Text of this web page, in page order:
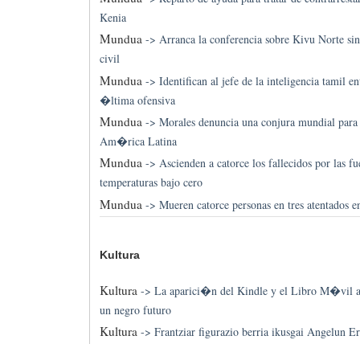
Kenia
Mundua-> Arranca la conferencia sobre Kivu Norte
civil
Mundua -> Identifican al jefe de la inteligencia tamil
�ltima ofensiva
Mundua-> Morales denuncia una conjura mundial
Am�rica Latina
Mundua-> Ascienden a catorce los fallecidos por las
temperaturas bajo cero
Mundua-> Mueren catorce personas en tres atentados
Kultura
Kultura -> La aparici�n del Kindle y el Libro M�vil
un negro futuro
Kultura-> Frantziar figurazio berria ikusgai Angelun